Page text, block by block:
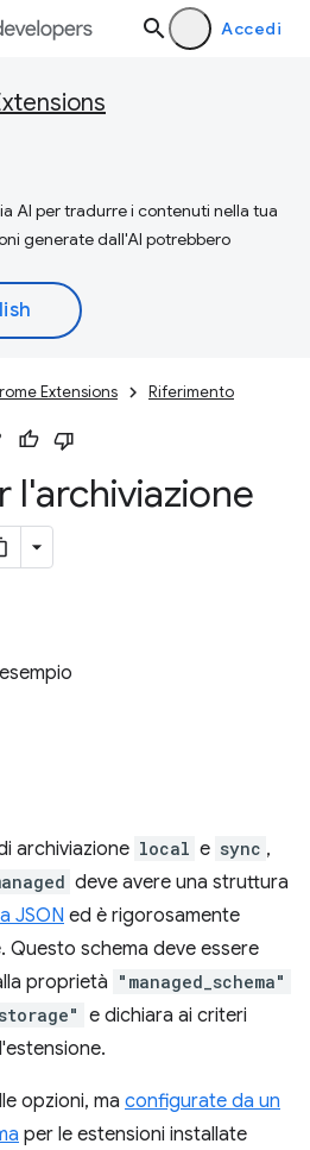
Accedi
AI per tradurre i contenuti nella tua
generate dall'AI potrebbero
Extensions Riferimento
l'archiviazione
archiviazione local e sync ,
deve avere una struttura
JSON ed è rigorosamente
Questo schema deve essere
proprietà "managed_schema"
e dichiara ai criteri
opzioni, ma configurate da un
per le estensioni installate